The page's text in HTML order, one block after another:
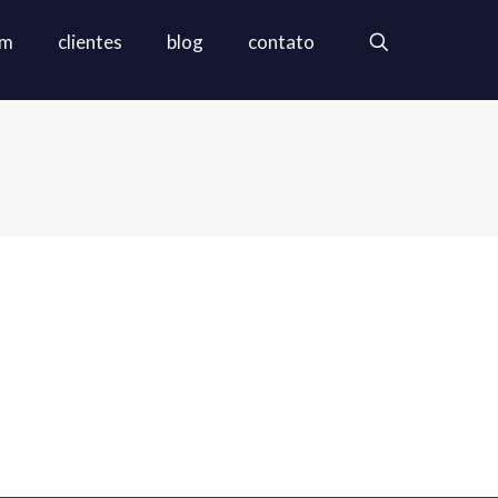
clientes blog contato